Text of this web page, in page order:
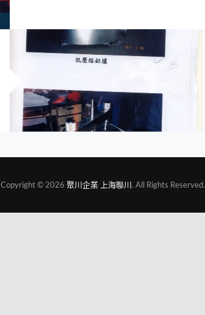
Copyright © 2026 聚川企業 上海聯川. All Rights Reserved.